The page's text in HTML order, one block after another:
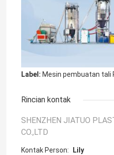
Label: Mesin pembuatan tali
Rincian kontak
SHENZHEN JIATUO
CO.,LTD
Kontak Person:
Lily